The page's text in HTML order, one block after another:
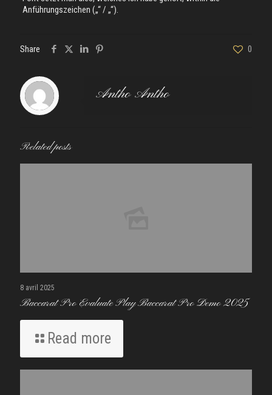
Anführungszeichen („“ / „“).
Share 0
Antho Antho
Related posts
8 avril 2025
Baccarat Pro Evaluate Play Baccarat Pro Demo 2025
Read more